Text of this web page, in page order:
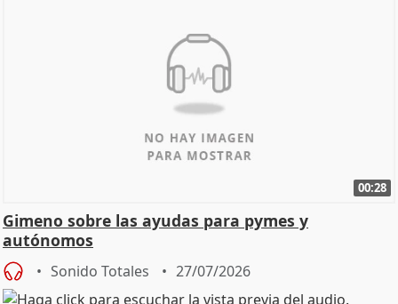
00:28
Gimeno sobre las ayudas para pymes y
autónomos
Sonido Totales 27/07/2026